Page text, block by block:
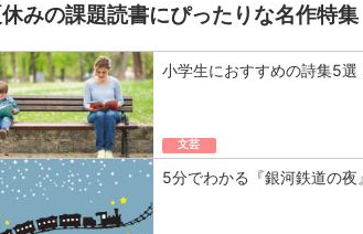
みの課題読書にぴったりな名作特集
小学生におすすめの詩集5
文芸
5分でわかる『銀河鉄道の夜